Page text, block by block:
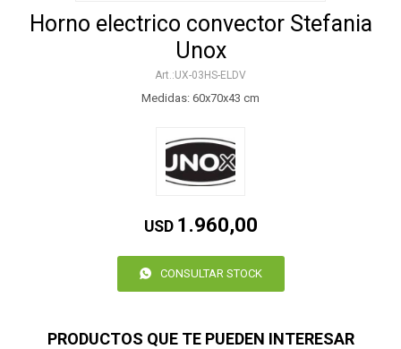
Horno electrico convector Stefania
Unox
UX-03HS-ELDV
Medidas: 60x70x43 cm
USD 1.960,00
CONSULTAR STOCK
PRODUCTOS QUE TE PUEDEN INTERESAR